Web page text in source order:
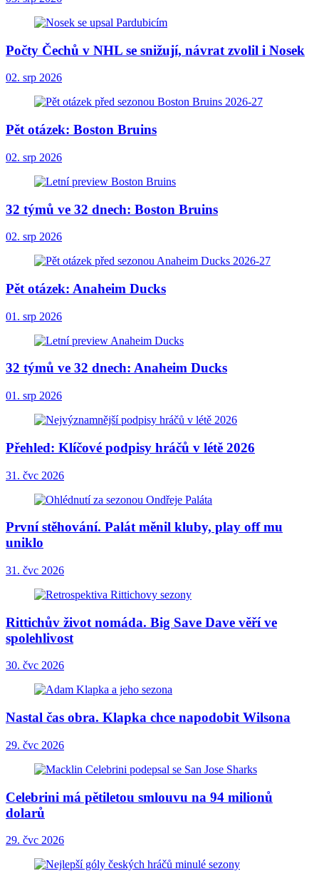
Počty Čechů v NHL se snižují, návrat zvolil i Nosek
02. srp 2026
Pět otázek: Boston Bruins
02. srp 2026
32 týmů ve 32 dnech: Boston Bruins
02. srp 2026
Pět otázek: Anaheim Ducks
01. srp 2026
32 týmů ve 32 dnech: Anaheim Ducks
01. srp 2026
Přehled: Klíčové podpisy hráčů v létě 2026
31. čvc 2026
První stěhování. Palát měnil kluby, play off mu
uniklo
31. čvc 2026
Rittichův život nomáda. Big Save Dave věří ve
spolehlivost
30. čvc 2026
Nastal čas obra. Klapka chce napodobit Wilsona
29. čvc 2026
Celebrini má pětiletou smlouvu na 94 milionů
dolarů
29. čvc 2026